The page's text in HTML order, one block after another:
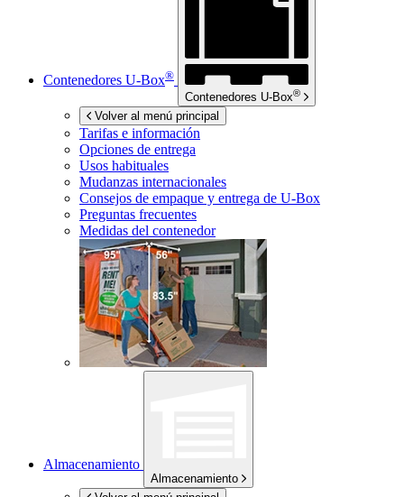
Contenedores U-Box®
Contenedores U-Box®
Volver al menú principal
Tarifas e información
Opciones de entrega
Usos habituales
Mudanzas internacionales
Consejos de empaque y entrega de U-Box
Preguntas frecuentes
Medidas del contenedor
Almacenamiento
Almacenamiento